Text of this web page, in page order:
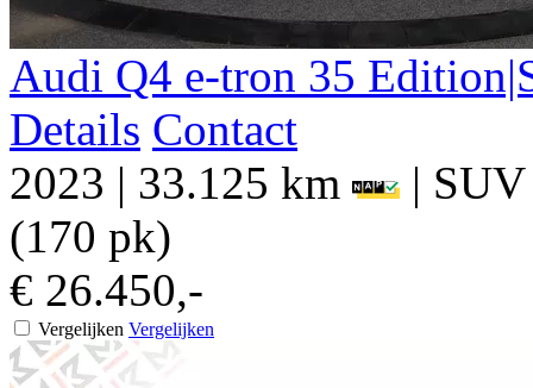
Audi Q4 e-tron 35
Details Contact
2023 | 33.125 km | SUV
(170 pk)
€ 26.450,-
Vergelijken Vergelijken